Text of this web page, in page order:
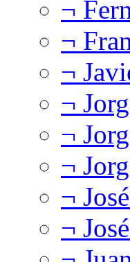
¬
¬
¬
¬
¬
¬
¬
¬